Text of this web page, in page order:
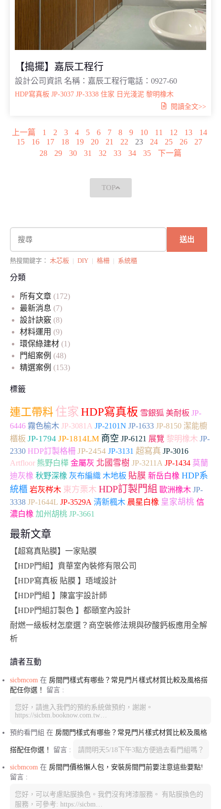
送出
熱搜關鍵字： 木芯板 | DIY | 格柵 | 系統櫃
分類
所有文章 (172)
最新消息 (7)
設計訣竅 (8)
材料運用 (9)
環保綠建材 (1)
門組案例 (48)
精選案例 (153)
標籤
連工帶料 住家 HDP寫真板 雪銀狐 美耐板 JP-
6446 霧色榆木 JP-3081A JP-2101N JP-1633 JP-8150 潔能櫥
櫃板 JP-1794 JP-1814LM 商空 JP-6121 展覽 黎明橡木 JP-
2330 HDP訂製格柵 JP-2454 JP-3131 超寫真 JP-3016
Artfloor 熊野白樺 金屬灰 北國雪樹 JP-3211A JP-1434 莫蘭
迪灰橡 秋野深橡 灰布編織 木地板 貼膜 新岳白橡 HDP系
統櫃 岩灰梣木 東方栗木 HDP訂製門組 歐洲橡木 JP-
3338 JP-1644L JP-3529A 清新楓木 晨星白橡 皇家胡桃 信
濃白橡 加州胡桃 JP-3661
最新文章
【超寫真貼膜】一家貼膜
【HDP門組】賁華室內裝修有限公司
【HDP寫真板 貼膜 】珸域設計
【HDP門組 】陳富宇設計師
【HDP門組訂製色 】都頤室內設計
耐燃一級板材怎麼選？商空裝修法規與矽酸鈣板應用全解
析
讀者互動
sicbmcom 在 房間門樣式有哪些？常見門片樣式材質比較及風格搭
配任你選！
留言 :
您好，請進入我們的預約系統做預約，謝謝。
https://sicbm.booknow.com.tw…
預約看門組 在 房間門樣式有哪些？常見門片樣式材質比較及風格
搭配任你選！ 留言 : 請問明天5/18下午3點方便過去看門組嗎？
sicbmcom 在 房間門價格懶人包，安裝房間門前要注意這些要點!
留言 :
您好，可以考慮貼膜換色。我們沒有烤漆服務。 有貼膜換色的
服務，可參考: https://sicbm…
【搗擺】嘉辰工程行
設計公司資訊 名稱：嘉辰工程行電話：0927-60
HDP寫真板 JP-3037 JP-3338 住家 日光淺泥 黎明橡木
閱讀全文>>
上一篇 1 2 3 4 5 6 7 8 9 10 11 12 13
14
15
16 17 18 19 20 21 22 23 24 25 26
27
28
29 30 31 32 33 34 35 下一篇
TOP